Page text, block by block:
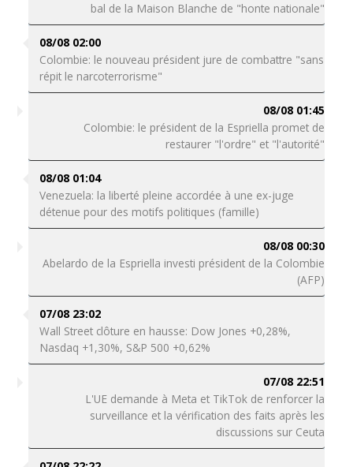
bal de la Maison Blanche de "honte nationale"
08/08 02:00
Colombie: le nouveau président jure de combattre "sans
répit le narcoterrorisme"
08/08 01:45
Colombie: le président de la Espriella promet de
restaurer "l'ordre" et "l'autorité"
08/08 01:04
Venezuela: la liberté pleine accordée à une ex-juge
détenue pour des motifs politiques (famille)
08/08 00:30
Abelardo de la Espriella investi président de la Colombie
(AFP)
07/08 23:02
Wall Street clôture en hausse: Dow Jones +0,28%,
Nasdaq +1,30%, S&P 500 +0,62%
07/08 22:51
L'UE demande à Meta et TikTok de renforcer la
surveillance et la vérification des faits après les
discussions sur Ceuta